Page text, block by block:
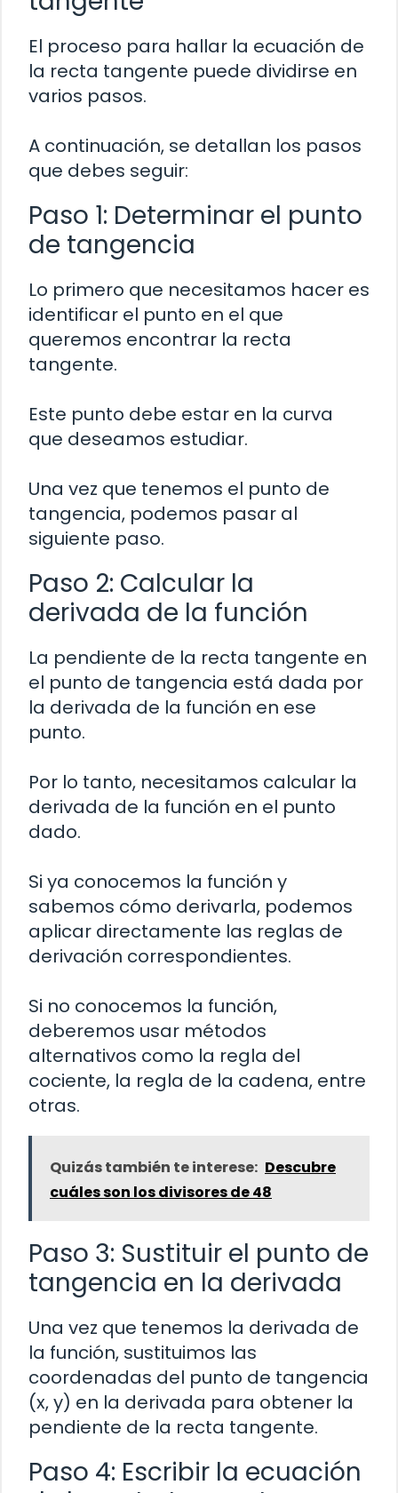
El proceso para hallar la ecuación de
la recta tangente puede dividirse en
varios pasos.
A continuación, se detallan los pasos
que debes seguir:
Paso 1: Determinar el punto
de tangencia
Lo primero que necesitamos hacer es
identificar el punto en el que
queremos encontrar la recta
tangente.
Este punto debe estar en la curva
que deseamos estudiar.
Una vez que tenemos el punto de
tangencia, podemos pasar al
siguiente paso.
Paso 2: Calcular la
derivada de la función
La pendiente de la recta tangente en
el punto de tangencia está dada por
la derivada de la función en ese
punto.
Por lo tanto, necesitamos calcular la
derivada de la función en el punto
dado.
Si ya conocemos la función y
sabemos cómo derivarla, podemos
aplicar directamente las reglas de
derivación correspondientes.
Si no conocemos la función,
deberemos usar métodos
alternativos como la regla del
cociente, la regla de la cadena, entre
otras.
Quizás también te interese: Descubre
cuáles son los divisores de 48
Paso 3: Sustituir el punto de
tangencia en la derivada
Una vez que tenemos la derivada de
la función, sustituimos las
coordenadas del punto de tangencia
(x, y) en la derivada para obtener la
pendiente de la recta tangente.
Paso 4: Escribir la ecuación